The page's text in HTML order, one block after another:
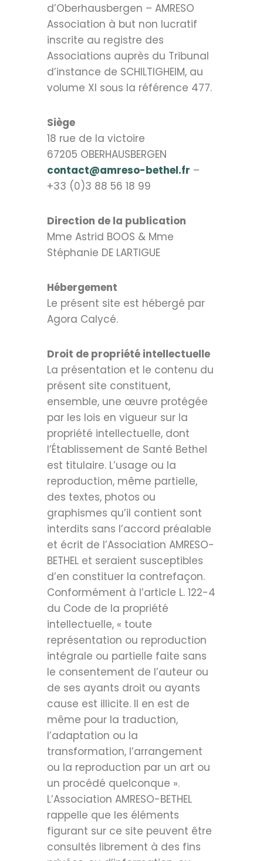
d’Oberhausbergen – AMRESO
Association à but non lucratif
inscrite au registre des
Associations auprès du Tribunal
d’instance de SCHILTIGHEIM, au
volume XI sous la référence 477.
Siège
18 rue de la victoire
67205 OBERHAUSBERGEN
contact@amreso-bethel.fr –
+33 (0)3 88 56 18 99
Direction de la publication
Mme Astrid BOOS & Mme
Stéphanie DE LARTIGUE
Hébergement
Le présent site est hébergé par
Agora Calycé.
Droit de propriété intellectuelle
La présentation et le contenu du
présent site constituent,
ensemble, une œuvre protégée
par les lois en vigueur sur la
propriété intellectuelle, dont
l’Établissement de Santé Bethel
est titulaire. L’usage ou la
reproduction, même partielle,
des textes, photos ou
graphismes qu’il contient sont
interdits sans l’accord préalable
et écrit de l’Association AMRESO-
BETHEL et seraient susceptibles
d’en constituer la contrefaçon.
Conformément à l’article L. 122-4
du Code de la propriété
intellectuelle, « toute
représentation ou reproduction
intégrale ou partielle faite sans
le consentement de l’auteur ou
de ses ayants droit ou ayants
cause est illicite. Il en est de
même pour la traduction,
l’adaptation ou la
transformation, l’arrangement
ou la reproduction par un art ou
un procédé quelconque ».
L’Association AMRESO-BETHEL
rappelle que les éléments
figurant sur ce site peuvent être
consultés librement à des fins